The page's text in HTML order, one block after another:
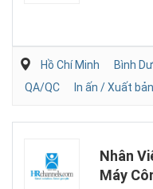
Hồ Chí Minh Bình
QA/QC
In ấn / Xuất bản
Nhân
Máy